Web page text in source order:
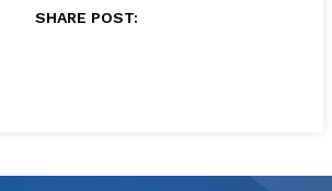
SHARE POST: